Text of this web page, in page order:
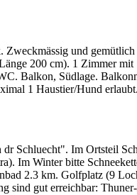
und
200 cm). 1 Zimmer
Balkon, Südlage.
1 Haustier/Hund
Schluecht". Im Ortsteil
Im Winter bitte
2.3 km. Golfplatz (9
sind gut erreichbar: